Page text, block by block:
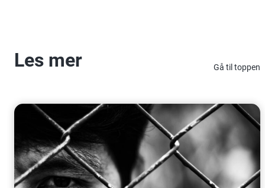
Les mer Gå til toppen